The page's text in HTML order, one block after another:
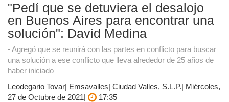
"Pedí que se detuviera el desalojo
en Buenos Aires para encontrar una
solución": David Medina
- Agregó que se reunirá con las partes en conflicto para buscar
una solución a ese conflicto que lleva alrededor de 25 años de
haber iniciado
Leodegario Tovar| Emsavalles| Ciudad Valles, S.L.P.| Miércoles,
27 de Octubre de 2021|
17:35